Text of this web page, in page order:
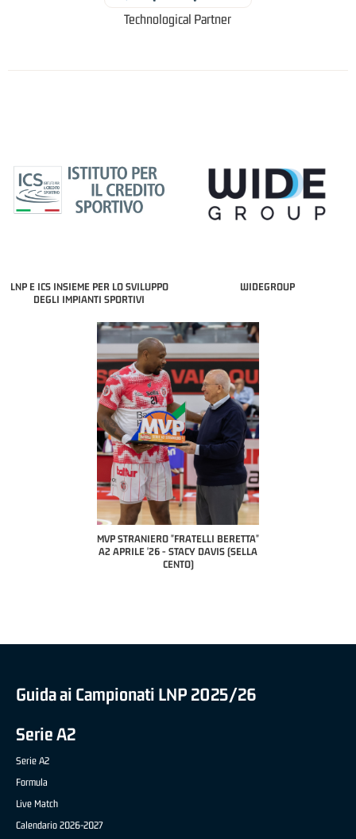
Technological Partner
LNP E ICS INSIEME PER LO SVILUPPO
DEGLI IMPIANTI SPORTIVI
WIDEGROUP
MVP STRANIERO "FRATELLI BERETTA"
A2 APRILE '26 - STACY DAVIS (SELLA
CENTO)
Guida ai Campionati LNP 2025/26
Serie A2
Serie A2
Formula
Live Match
Calendario 2026-2027